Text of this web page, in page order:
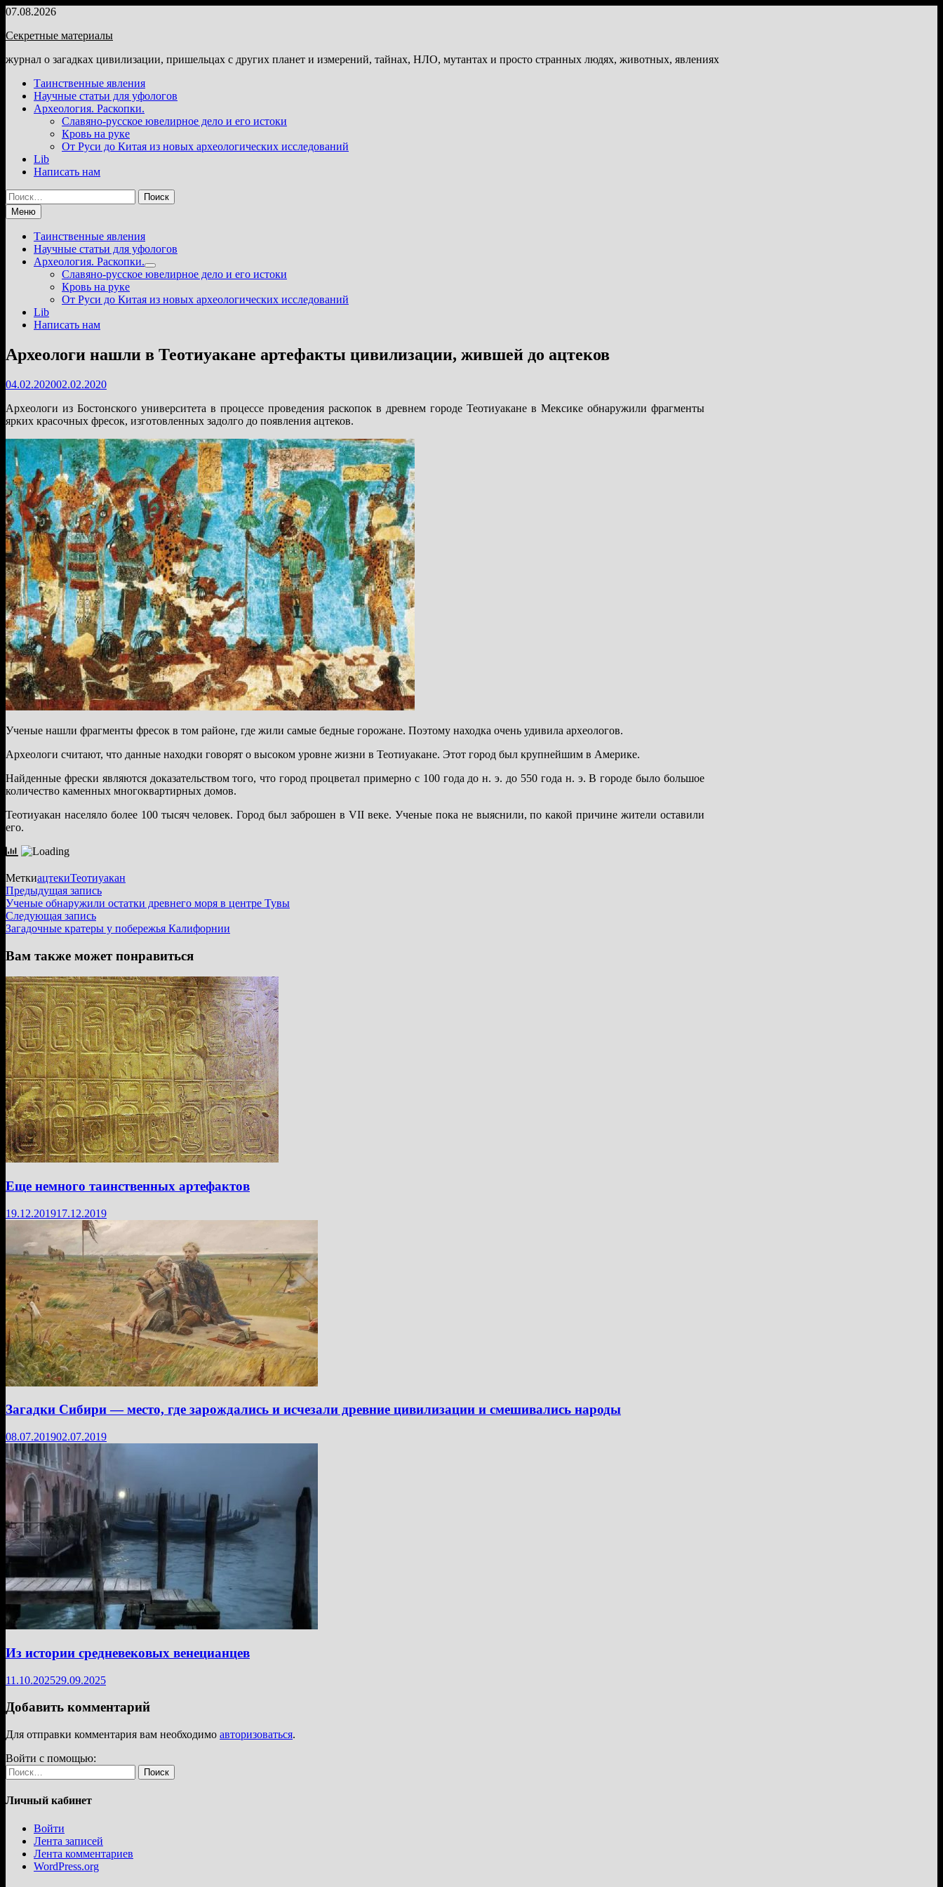
Перейти
содержимому
07.08.2026
Секретные материалы
журнал о загадках цивилизации, пришельцах с других планет и измерений, тайнах, НЛО, мутантах и просто странных людях, животных, явлениях
Таинственные явления
Научные статьи для уфологов
Археология. Раскопки.
Славяно-русское ювелирное дело и его истоки
Кровь на руке
От Руси до Китая из новых археологических исследований
Lib
Написать нам
Найти:
Меню
Таинственные явления
Научные статьи для уфологов
Археология. Раскопки.
Показать
подменю
Славяно-русское ювелирное дело и его истоки
Кровь на руке
От Руси до Китая из новых археологических исследований
Lib
Написать нам
Археологи нашли в Теотиуакане артефакты цивилизации, жившей до ацтеков
04.02.202002.02.2020
Археологи из Бостонского университета в процессе проведения раскопок в древнем городе Теотиуакане в Мексике обнаружили фрагменты
ярких красочных фресок, изготовленных задолго до появления ацтеков.
Ученые нашли фрагменты фресок в том районе, где жили самые бедные горожане. Поэтому находка очень удивила археологов.
Археологи считают, что данные находки говорят о высоком уровне жизни в Теотиуакане. Этот город был крупнейшим в Америке.
Найденные фрески являются доказательством того, что город процветал примерно с 100 года до н. э. до 550 года н. э. В городе было большое
количество каменных многоквартирных домов.
Теотиуакан населяло более 100 тысяч человек. Город был заброшен в VII веке. Ученые пока не выяснили, по какой причине жители оставили
его.
МеткиацтекиТеотиуакан
Навигация
по
записям
Предыдущая записьПредыдущая
запись:
Ученые обнаружили остатки древнего моря в центре Тувы
Следующая записьСледующая
запись:
Загадочные кратеры у побережья Калифорнии
Вам также может понравиться
Еще немного таинственных артефактов
19.12.201917.12.2019
Загадки Сибири — место, где зарождались и исчезали древние цивилизации и смешивались народы
08.07.201902.07.2019
Из истории средневековых венецианцев
11.10.202529.09.2025
Добавить комментарий
Для отправки комментария вам необходимо авторизоваться.
Войти с помощью:
Найти:
Личный кабинет
Войти
Лента записей
Лента комментариев
WordPress.org